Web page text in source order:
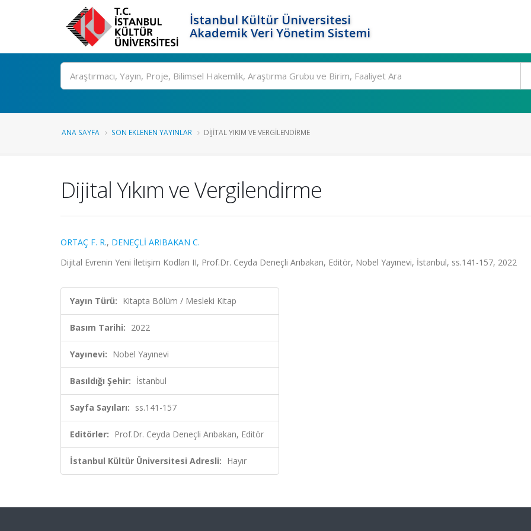
İstanbul Kültür Üniversitesi
Akademik Veri Yönetim Sistemi
Ara
ANA SAYFA SON EKLENEN YAYINLAR DIJITAL YIKIM VE VERGILENDIRME
Dijital Yıkım ve Vergilendirme
ORTAÇ F. R., DENEÇLİ ARIBAKAN C.
Dijital Evrenin Yeni İletişim Kodları II, Prof.Dr. Ceyda Deneçli Arıbakan, Editör, Nobel Yayınevi, İstanbul, ss.141-157, 2022
Yayın Türü: Kitapta Bölüm / Mesleki Kitap
Basım Tarihi: 2022
Yayınevi: Nobel Yayınevi
Basıldığı Şehir: İstanbul
Sayfa Sayıları: ss.141-157
Editörler: Prof.Dr. Ceyda Deneçli Arıbakan, Editör
İstanbul Kültür Üniversitesi Adresli: Hayır